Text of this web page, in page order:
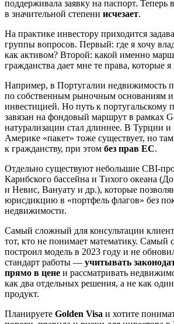
поддерживала заявку на паспорт. Теперь
в значительной степени исчезает.
На практике инвестору приходится
группы вопросов. Первый: где я хочу
как активом? Второй: какой именно
гражданства дает мне те права, которые я
Например, в Португалии недвижимость
по собственным рыночным основаниям и
инвестицией. Но путь к португальскому
завязан на фондовый маршрут в рамках
натурализации стал длиннее. В Турции и
Америке «пакет» тоже существует, но
к гражданству, при этом без прав ЕС.
Отдельно существуют небольшие
Карибского бассейна и Тихого океана
и Невис, Вануату и др.), которые
юрисдикцию в «портфель флагов» без
недвижимости.
Самый сложный для консультации
тот, кто не понимает математику.
построил модель в 2023 году и не
стандарт работы — учитывать
прямо в цене и рассматривать
как два отдельных решения, а не как
продукт.
Планируете Golden Visa и хотите